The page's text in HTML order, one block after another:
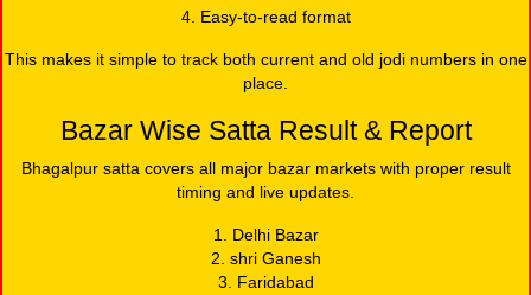
4. Easy-to-read format
This makes it simple to track both current and old jodi numbers in one
place.
Bazar Wise Satta Result & Report
Bhagalpur satta covers all major bazar markets with proper result
timing and live updates.
1. Delhi Bazar
2. shri Ganesh
3. Faridabad